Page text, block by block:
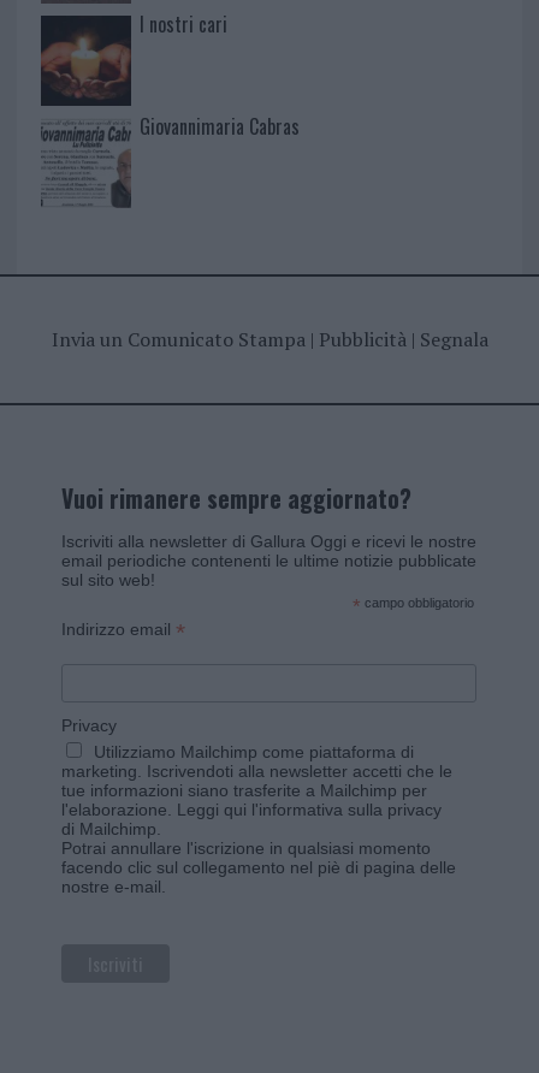
I nostri cari
Giovannimaria Cabras
Invia un Comunicato Stampa| Pubblicità| Segnala
Vuoi rimanere sempre aggiornato?
Iscriviti alla newsletter di Gallura Oggi e ricevi le nostre
email periodiche contenenti le ultime notizie pubblicate
sul sito web!
* campo obbligatorio
Indirizzo email *
Privacy
Utilizziamo Mailchimp come piattaforma di
marketing. Iscrivendoti alla newsletter accetti che le
tue informazioni siano trasferite a Mailchimp per
l'elaborazione. Leggi qui l'informativa sulla privacy
di Mailchimp
Potrai annullare l'iscrizione in qualsiasi momento
facendo clic sul collegamento nel piè di pagina delle
nostre e-mail.